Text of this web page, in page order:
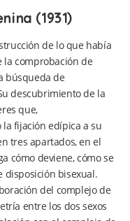
(1931)
de lo que había
la comprobación de
búsqueda de
descubrimiento de la
que,
fijación edípica a su
tres apartados, en el
cómo deviene, cómo se
bisexual.
del complejo de
entre los dos sexos